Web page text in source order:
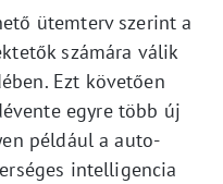
ütemterv szerint a
számára válik
Ezt követően
egyre több új
például a auto-
intelligencia